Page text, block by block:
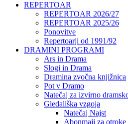
REPERTOAR
REPERTOAR 2026/27
REPERTOAR 2025/26
Ponovitve
Repertoarji od 1991/92
DRAMINI PROGRAMI
Ars in Drama
Slogi in Drama
Dramina zvočna knjižnica
Pot v Dramo
Natečaj za izvirno
Gledališka vzgoja
Natečaj Najst
Abonmaji za otroke